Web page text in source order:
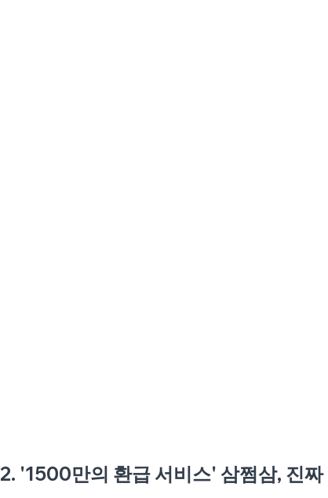
2. '1500만의 환급 서비스' 삼쩜삼, 진짜